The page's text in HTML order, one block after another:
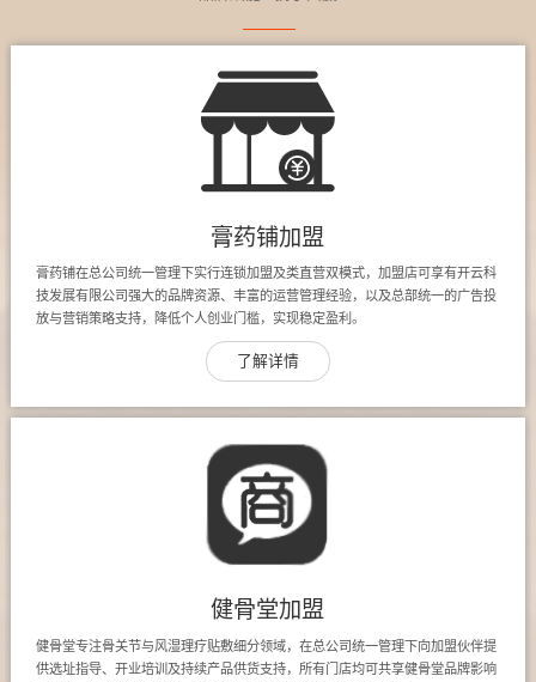
膏药铺加盟
膏药铺在总公司统一管理下实行连锁加盟及类直营双模式，加盟店可享有开云科
技发展有限公司强大的品牌资源、丰富的运营管理经验，以及总部统一的广告投
放与营销策略支持，降低个人创业门槛，实现稳定盈利。
了解详情
健骨堂加盟
健骨堂专注骨关节与风湿理疗贴敷细分领域，在总公司统一管理下向加盟伙伴提
供选址指导、开业培训及持续产品供货支持，所有门店均可共享健骨堂品牌影响